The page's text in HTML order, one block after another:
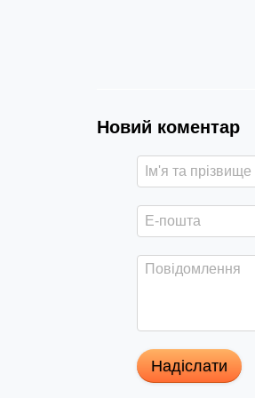
Новий коментар
Надіслати